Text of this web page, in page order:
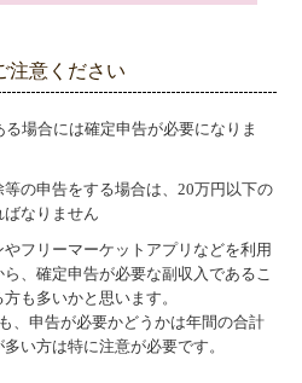
注意ください
場合には確定申告が必要になりま
の申告をする場合は、20万円以下の
なりません
フリーマーケットアプリなどを利用
、確定申告が必要な副収入であるこ
も多いかと思います。
、申告が必要かどうかは年間の合計
い方は特に注意が必要です。